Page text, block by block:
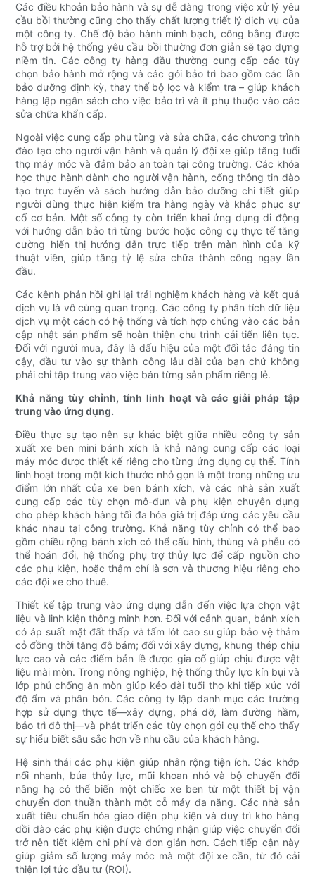
Các điều khoản bảo hành và sự dễ dàng trong việc xử lý yêu
cầu bồi thường cũng cho thấy chất lượng triết lý dịch vụ của
một công ty. Chế độ bảo hành minh bạch, công bằng được
hỗ trợ bởi hệ thống yêu cầu bồi thường đơn giản sẽ tạo dựng
niềm tin. Các công ty hàng đầu thường cung cấp các tùy
chọn bảo hành mở rộng và các gói bảo trì bao gồm các lần
bảo dưỡng định kỳ, thay thế bộ lọc và kiểm tra – giúp khách
hàng lập ngân sách cho việc bảo trì và ít phụ thuộc vào các
sửa chữa khẩn cấp.
Ngoài việc cung cấp phụ tùng và sửa chữa, các chương trình
đào tạo cho người vận hành và quản lý đội xe giúp tăng tuổi
thọ máy móc và đảm bảo an toàn tại công trường. Các khóa
học thực hành dành cho người vận hành, cổng thông tin đào
tạo trực tuyến và sách hướng dẫn bảo dưỡng chi tiết giúp
người dùng thực hiện kiểm tra hàng ngày và khắc phục sự
cố cơ bản. Một số công ty còn triển khai ứng dụng di động
với hướng dẫn bảo trì từng bước hoặc công cụ thực tế tăng
cường hiển thị hướng dẫn trực tiếp trên màn hình của kỹ
thuật viên, giúp tăng tỷ lệ sửa chữa thành công ngay lần
đầu.
Các kênh phản hồi ghi lại trải nghiệm khách hàng và kết quả
dịch vụ là vô cùng quan trọng. Các công ty phân tích dữ liệu
dịch vụ một cách có hệ thống và tích hợp chúng vào các bản
cập nhật sản phẩm sẽ hoàn thiện chu trình cải tiến liên tục.
Đối với người mua, đây là dấu hiệu của một đối tác đáng tin
cậy, đầu tư vào sự thành công lâu dài của bạn chứ không
phải chỉ tập trung vào việc bán từng sản phẩm riêng lẻ.
Khả năng tùy chỉnh, tính linh hoạt và các giải pháp tập
trung vào ứng dụng.
Điều thực sự tạo nên sự khác biệt giữa nhiều công ty sản
xuất xe ben mini bánh xích là khả năng cung cấp các loại
máy móc được thiết kế riêng cho từng ứng dụng cụ thể. Tính
linh hoạt trong một kích thước nhỏ gọn là một trong những ưu
điểm lớn nhất của xe ben bánh xích, và các nhà sản xuất
cung cấp các tùy chọn mô-đun và phụ kiện chuyên dụng
cho phép khách hàng tối đa hóa giá trị đáp ứng các yêu cầu
khác nhau tại công trường. Khả năng tùy chỉnh có thể bao
gồm chiều rộng bánh xích có thể cấu hình, thùng và phễu có
thể hoán đổi, hệ thống phụ trợ thủy lực để cấp nguồn cho
các phụ kiện, hoặc thậm chí là sơn và thương hiệu riêng cho
các đội xe cho thuê.
Thiết kế tập trung vào ứng dụng dẫn đến việc lựa chọn vật
liệu và linh kiện thông minh hơn. Đối với cảnh quan, bánh xích
có áp suất mặt đất thấp và tấm lót cao su giúp bảo vệ thảm
cỏ đồng thời tăng độ bám; đối với xây dựng, khung thép chịu
lực cao và các điểm bản lề được gia cố giúp chịu được vật
liệu mài mòn. Trong nông nghiệp, hệ thống thủy lực kín bụi và
lớp phủ chống ăn mòn giúp kéo dài tuổi thọ khi tiếp xúc với
độ ẩm và phân bón. Các công ty lập danh mục các trường
hợp sử dụng thực tế—xây dựng, phá dỡ, làm đường hầm,
bảo trì đô thị—và phát triển các tùy chọn gói cụ thể cho thấy
sự hiểu biết sâu sắc hơn về nhu cầu của khách hàng.
Hệ sinh thái các phụ kiện giúp nhân rộng tiện ích. Các khớp
nối nhanh, búa thủy lực, mũi khoan nhỏ và bộ chuyển đổi
nâng hạ có thể biến một chiếc xe ben từ một thiết bị vận
chuyển đơn thuần thành một cỗ máy đa năng. Các nhà sản
xuất tiêu chuẩn hóa giao diện phụ kiện và duy trì kho hàng
dồi dào các phụ kiện được chứng nhận giúp việc chuyển đổi
trở nên tiết kiệm chi phí và đơn giản hơn. Cách tiếp cận này
giúp giảm số lượng máy móc mà một đội xe cần, từ đó cải
thiện lợi tức đầu tư (ROI).